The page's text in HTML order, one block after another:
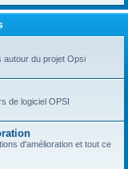
autour du projet Opsi
de logiciel OPSI
d'amélioration et tout ce